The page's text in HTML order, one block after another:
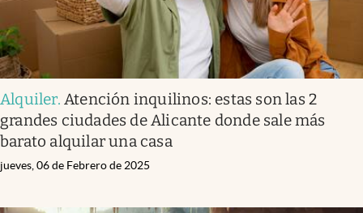
Alquiler.Atención inquilinos: estas son las 2
grandes ciudades de Alicante donde sale más
barato alquilar una casa
jueves, 06 de Febrero de 2025